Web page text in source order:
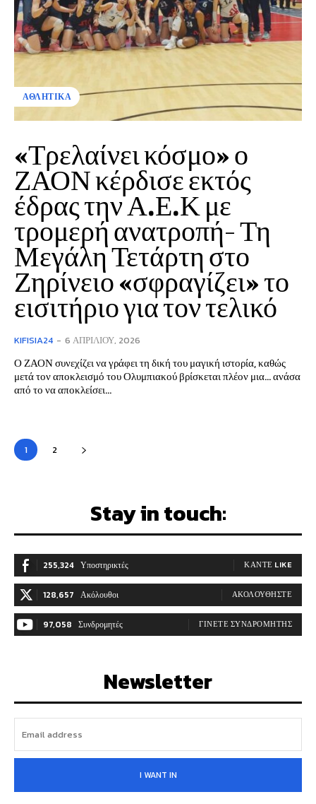
ΑΘΛΗΤΙΚΑ
«Τρελαίνει κόσμο» ο
ΖΑΟΝ κέρδισε εκτός
έδρας την Α.Ε.Κ με
τρομερή ανατροπή- Τη
Μεγάλη Τετάρτη στο
Ζηρίνειο «σφραγίζει» το
εισιτήριο για τον τελικό
KIFISIA24 - 6 ΑΠΡΙΛΊΟΥ, 2026
Ο ΖΑΟΝ συνεχίζει να γράφει τη δική του μαγική ιστορία, καθώς
μετά τον αποκλεισμό του Ολυμπιακού βρίσκεται πλέον μια… ανάσα
από το να αποκλείσει...
1 2
Stay in touch:
255,324 Υποστηρικτές ΚΆΝΤΕ LIKE
128,657 Ακόλουθοι ΑΚΟΛΟΥΘΉΣΤΕ
97,058 Συνδρομητές ΓΊΝΕΤΕ ΣΥΝΔΡΟΜΗΤΉΣ
Newsletter
I WANT IN